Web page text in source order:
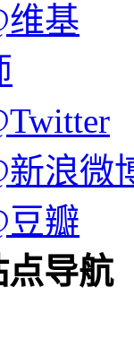
维基
新浪微
豆瓣
导航